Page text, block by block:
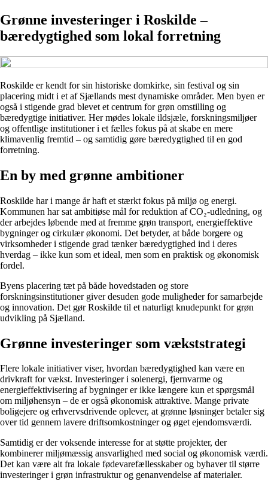
Grønne investeringer i Roskilde –
bæredygtighed som lokal forretning
Roskilde er kendt for sin historiske domkirke, sin festival og sin
placering midt i et af Sjællands mest dynamiske områder. Men byen er
også i stigende grad blevet et centrum for grøn omstilling og
bæredygtige initiativer. Her mødes lokale ildsjæle, forskningsmiljøer
og offentlige institutioner i et fælles fokus på at skabe en mere
klimavenlig fremtid – og samtidig gøre bæredygtighed til en god
forretning.
En by med grønne ambitioner
Roskilde har i mange år haft et stærkt fokus på miljø og energi.
Kommunen har sat ambitiøse mål for reduktion af CO₂-udledning, og
der arbejdes løbende med at fremme grøn transport, energieffektive
bygninger og cirkulær økonomi. Det betyder, at både borgere og
virksomheder i stigende grad tænker bæredygtighed ind i deres
hverdag – ikke kun som et ideal, men som en praktisk og økonomisk
fordel.
Byens placering tæt på både hovedstaden og store
forskningsinstitutioner giver desuden gode muligheder for samarbejde
og innovation. Det gør Roskilde til et naturligt knudepunkt for grøn
udvikling på Sjælland.
Grønne investeringer som vækststrategi
Flere lokale initiativer viser, hvordan bæredygtighed kan være en
drivkraft for vækst. Investeringer i solenergi, fjernvarme og
energieffektivisering af bygninger er ikke længere kun et spørgsmål
om miljøhensyn – de er også økonomisk attraktive. Mange private
boligejere og erhvervsdrivende oplever, at grønne løsninger betaler sig
over tid gennem lavere driftsomkostninger og øget ejendomsværdi.
Samtidig er der voksende interesse for at støtte projekter, der
kombinerer miljømæssig ansvarlighed med social og økonomisk værdi.
Det kan være alt fra lokale fødevarefællesskaber og byhaver til større
investeringer i grøn infrastruktur og genanvendelse af materialer.